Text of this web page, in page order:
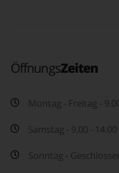
ÖffnungsZeiten
Montag - Freitag -
Samstag - 9.00 - 14.00
Sonntag -